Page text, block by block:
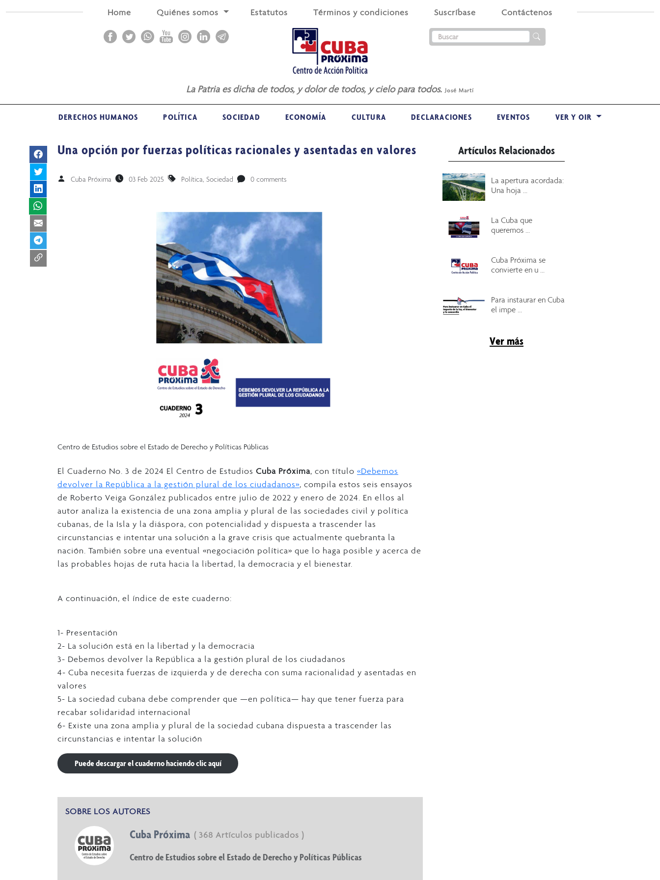
Home Quiénes somos Estatutos Términos y condiciones Suscríbase Contáctenos
La Patria es dicha de todos, y dolor de todos, y cielo para todos. José Martí
DERECHOS HUMANOS POLÍTICA SOCIEDAD ECONOMÍA CULTURA DECLARACIONES EVENTOS VER Y OIR
Una opción por fuerzas políticas racionales y asentadas en valores
Cuba Próxima 03 Feb 2025 Política, Sociedad 0 comments
Centro de Estudios sobre el Estado de Derecho y Políticas Públicas
El Cuaderno No. 3 de 2024 El Centro de Estudios Cuba Próxima, con título «Debemos
devolver la República a la gestión plural de los ciudadanos», compila estos seis ensayos
de Roberto Veiga González publicados entre julio de 2022 y enero de 2024. En ellos al
autor analiza la existencia de una zona amplia y plural de las sociedades civil y política
cubanas, de la Isla y la diáspora, con potencialidad y dispuesta a trascender las
circunstancias e intentar una solución a la grave crisis que actualmente quebranta la
nación. También sobre una eventual «negociación política» que lo haga posible y acerca de
las probables hojas de ruta hacia la libertad, la democracia y el bienestar.
A continuación, el índice de este cuaderno:
1- Presentación
2- La solución está en la libertad y la democracia
3- Debemos devolver la República a la gestión plural de los ciudadanos
4- Cuba necesita fuerzas de izquierda y de derecha con suma racionalidad y asentadas en
valores
5- La sociedad cubana debe comprender que —en política— hay que tener fuerza para
recabar solidaridad internacional
6- Existe una zona amplia y plural de la sociedad cubana dispuesta a trascender las
circunstancias e intentar la solución
Puede descargar el cuaderno haciendo clic aquí
SOBRE LOS AUTORES
Cuba Próxima ( 368 Artículos publicados )
Centro de Estudios sobre el Estado de Derecho y Políticas Públicas
Artículos Relacionados
La apertura acordada:
Una hoja ...
La Cuba que
queremos ...
Cuba Próxima se
convierte en u ...
Para instaurar en Cuba
el impe ...
Ver más